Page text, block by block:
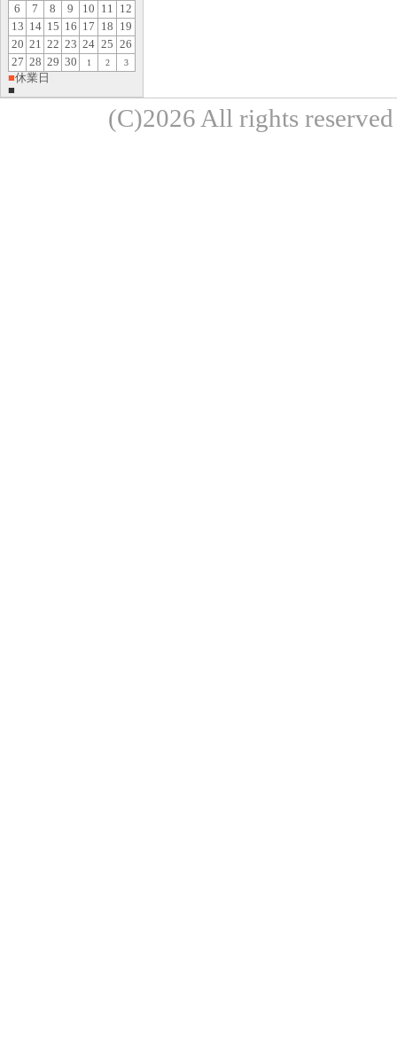
6
7 8 9 10 11
12
13 14 15 16 17 18 19
20 21 22 23 24 25 26
27 28 29 30 1 2 3
■休業日
■
(C)2026 All rights